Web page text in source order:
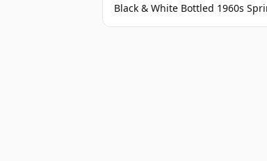
Black & White Bottled 1960s